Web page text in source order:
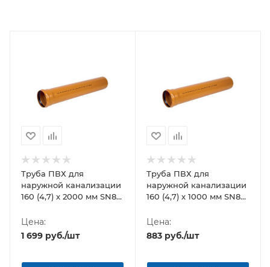
Труба ПВХ для
наружной канализации
160 (4,7) х 2000 мм SN8
Цена:
1 699 руб./шт
Труба ПВХ для
наружной канализации
160 (4,7) х 1000 мм SN8
Цена:
883 руб./шт